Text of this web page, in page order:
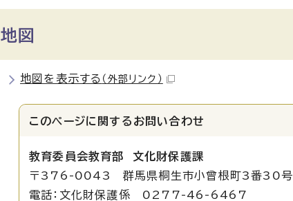
地図
地図を表示する （外部リンク）
このページに関する お問い合わせ
教育委員会教育部 文化財保護課
〒376-0043 群馬県桐生市小曾根町3番30号
電話：文化財保護係 0277-46-6467